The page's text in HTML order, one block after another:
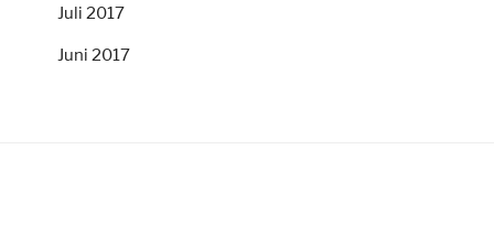
Juli 2017
Juni 2017